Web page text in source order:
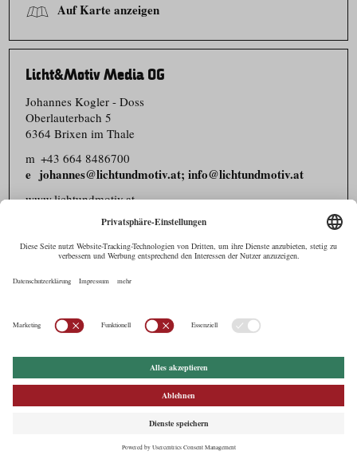
Auf Karte anzeigen
Licht&Motiv Media OG
Johannes Kogler - Doss
Oberlauterbach 5
6364 Brixen im Thale
m +43 664 8486700
johannes@lichtundmotiv.at; info@lichtundmotiv.at
www.lichtundmotiv.at
Filmeditor/​Filmschnitt
Auf Karte anzeigen
Lucia Hofer
Jahnstraße 39